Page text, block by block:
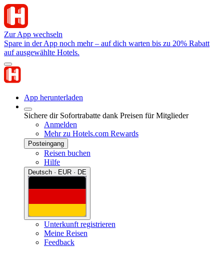
Zur App wechseln
Spare in der App noch mehr – auf dich warten bis zu 20% Rabatt
auf ausgewählte Hotels.
App herunterladen
Sichere dir Sofortrabatte dank Preisen für Mitglieder
Anmelden
Mehr zu Hotels.com Rewards
Posteingang
Reisen buchen
Hilfe
Deutsch · EUR · DE
Unterkunft registrieren
Meine Reisen
Feedback